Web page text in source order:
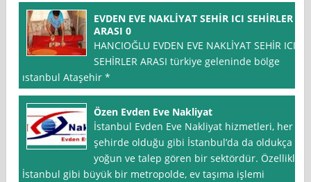
EVDEN EVE NAKLİYAT SEHİR ICI SEHİRLER
ARASI 0
HANCIOĞLU EVDEN EVE NAKLİYAT SEHİR ICI
SEHİRLER ARASI türkiye geleninde bölge
ıstanbul Ataşehir *
Özen Evden Eve Nakliyat
İstanbul Evden Eve Nakliyat hizmetleri, her
şehirde olduğu gibi İstanbul’da da oldukça
yoğun ve talep gören bir sektördür. Özellikle
İstanbul gibi büyük bir metropolde, ev taşıma işlemi